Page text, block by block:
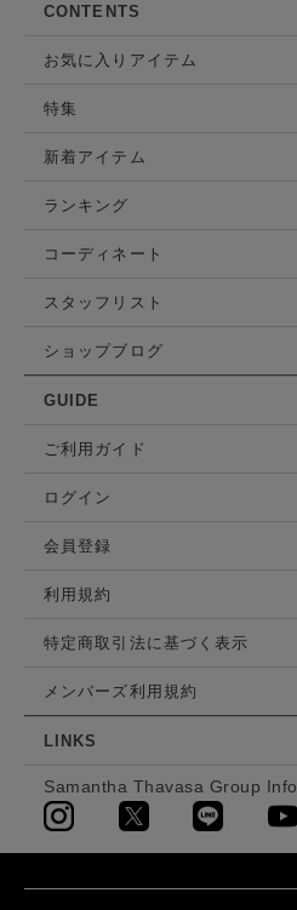
CONTENTS
お気に入りアイテム
特集
新着アイテム
ランキング
コーディネート
スタッフリスト
ショップブログ
GUIDE
ご利用ガイド
ログイン
会員登録
利用規約
特定商取引法に基づく表示
メンバーズ利用規約
LINKS
Samantha Thavasa Group Info.